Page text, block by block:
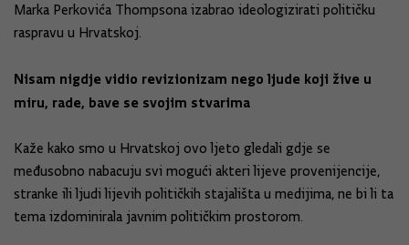
Marka Perkovića Thompsona izabrao ideologizirati političku
raspravu u Hrvatskoj.
Nisam nigdje vidio revizionizam nego ljude koji žive u
miru, rade, bave se svojim stvarima
Kaže kako smo u Hrvatskoj ovo ljeto gledali gdje se
međusobno nabacuju svi mogući akteri lijeve provenijencije,
stranke ili ljudi lijevih političkih stajališta u medijima, ne bi li ta
tema izdominirala javnim političkim prostorom.